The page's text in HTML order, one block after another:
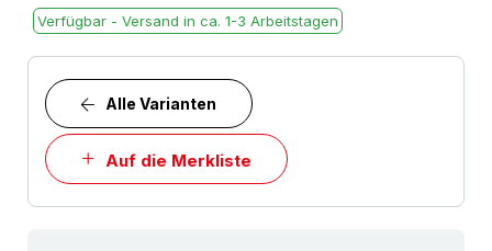
the
gallery
Verfügbar - Versand in ca. 1-3 Arbeitstagen
Auf die Merkliste
Alle Varianten